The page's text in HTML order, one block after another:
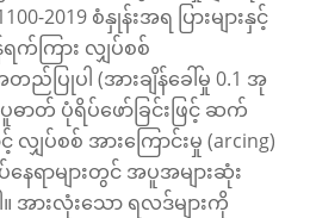
2019 စံနှုန်းအရ ပြားများနှင့်
က်ကြား လျှပ်စစ်
ပါ (အားချိန်ခေါ်မှု 0.1 အု
ာတ် ပုံရိပ်ဖော်ခြင်းဖြင့် ဆက်
ျှပ်စစ် အားကြောင်းမှု (arcing)
ရာများတွင် အပူအများဆုံး
အားလုံးသော ရလဒ်များကို